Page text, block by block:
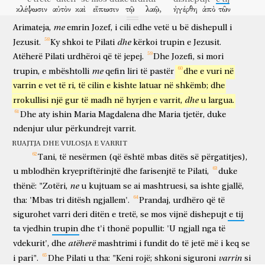
κλέψωσιν αὐτὸν καὶ εἴπωσιν τῷ λαῷ, ἠγέρθη ἀπὸ τῶν
νεκρῶν;
të vdekurit
καὶ
dhe
ἔσται
do të jetë
ἡ ἐσχάτη
i fundit
πλάνη
mashtrimi
χείρων
më i keq
τῆς
i të parit thoshte dhe atyre
Πειλᾶτος,
Pilati
ἔχετε
keni rojë
ὑπάγετε
shkoni
ἀσφαλίσασθε
siguroni
ὡς
si
οἴδατε.
dini
οἱ
ata
δὲ
dhe
πορευθέντες
duke shkuar
ἠσφαλίσαντο
siguruan
τὸν τάφον,
varrin
σφραγίσαντες
duke vulosur
τὸν λίθον
gurin
μετὰ
me
τῆς
κουστωδίας.
rojat
Tani, ndërsa bë mbrëmje, erdhi një njeri i pasur
Arimateja, me emrin Jozef, i cili edhe vetë u bë dishepull i
Jezusit.
Ky shkoi te Pilati dhe kërkoi trupin e Jezusit.
Atëherë Pilati urdhëroi që të jepej. Dhe Jozefi, si mori
trupin, e mbështolli me qefin liri të pastër dhe e vuri në
varrin e vet të ri, të cilin e kishte latuar në shkëmb; dhe
rrokullisi një gur të madh në hyrjen e varrit, dhe u largua.
Dhe aty ishin Maria Magdalena dhe Maria tjetër, duke
ndenjur ulur përkundrejt varrit.
RUAJTJA DHE VULOSJA E VARRIT
Tani, të nesërmen (që është mbas ditës së përgatitjes),
u mblodhën kryepriftërinjtë dhe farisenjtë te Pilati,
duke
thënë: "Zotëri, ne u kujtuam se ai mashtruesi, sa ishte gjallë,
tha: 'Mbas tri ditësh ngjallem'. Prandaj, urdhëro që të
sigurohet varri deri ditën e tretë, se mos vijnë dishepujt e tij
ta vjedhin trupin dhe t'i thonë popullit: 'U ngjall nga të
vdekurit', dhe atëherë mashtrimi i fundit do të jetë më i keq se
i pari". Dhe Pilati u tha: "Keni rojë; shkoni siguroni varrin si